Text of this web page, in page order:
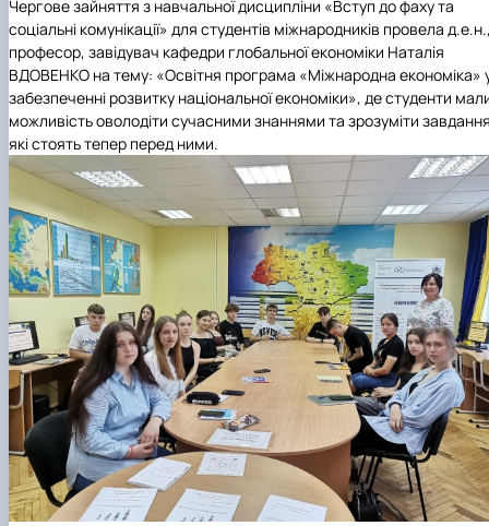
Чергове зайняття з навчальної дисципліни «Вступ до фаху та
соціальні комунікації» для студентів міжнародників провела
професор, завідувач кафедри глобальної економіки Наталія
ВДОВЕНКО на тему: «Освітня програма «Міжнародна економіка»
забезпеченні розвитку національної економіки», де студенти
можливість оволодіти сучасними знаннями та зрозуміти
які стоять тепер перед ними.